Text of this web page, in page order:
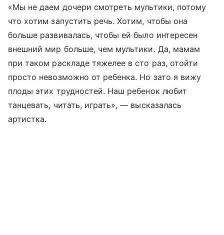
«Мы не даем дочери смотреть мультики, потому
что хотим запустить речь. Хотим, чтобы она
больше развивалась, чтобы ей было интересен
внешний мир больше, чем мультики. Да, мамам
при таком раскладе тяжелее в сто раз, отойти
просто невозможно от ребенка. Но зато я вижу
плоды этих трудностей. Наш ребенок любит
танцевать, читать, играть», — высказалась
артистка.